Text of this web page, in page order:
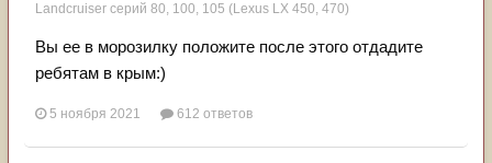
Landcruiser серий 80, 100, 105 (Lexus LX 450, 470)
Вы ее в морозилку положите после этого отдадите
ребятам в крым:)
5 ноября 2021 612 ответов